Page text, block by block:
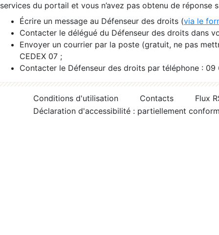
services du portail et vous n’avez pas obtenu de réponse
Écrire un message au Défenseur des droits (via le
Contacter le délégué du Défenseur des droits dans
Envoyer un courrier par la poste (gratuit, ne pas
CEDEX 07 ;
Contacter le Défenseur des droits par téléphone :
Conditions d'utilisation Contacts
Flux
Déclaration d'accessibilité : partiellement